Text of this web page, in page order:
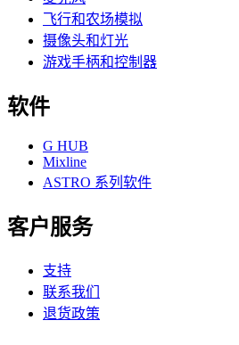
飞行和农场模拟
摄像头和灯光
游戏手柄和控制器
软件
G HUB
Mixline
ASTRO 系列软件
客户服务
支持
联系我们
退货政策